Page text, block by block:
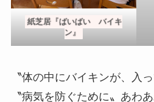
紙芝居『ばいばい バイキ
ン』
〝体の中にバイキンが、入
〝病気を防ぐために〟あわ